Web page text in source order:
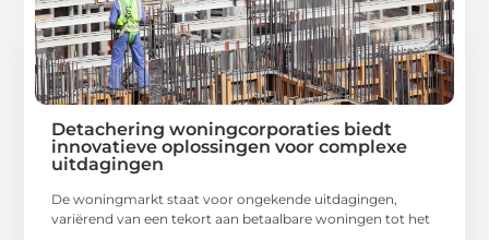
Detachering woningcorporaties biedt
innovatieve oplossingen voor complexe
uitdagingen
De woningmarkt staat voor ongekende uitdagingen,
variërend van een tekort aan betaalbare woningen tot het